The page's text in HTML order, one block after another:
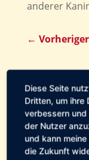
anderer
←
Diese Seite
Dritten, um ihre
verbessern
der Nutzer
und kann
die Zukunft